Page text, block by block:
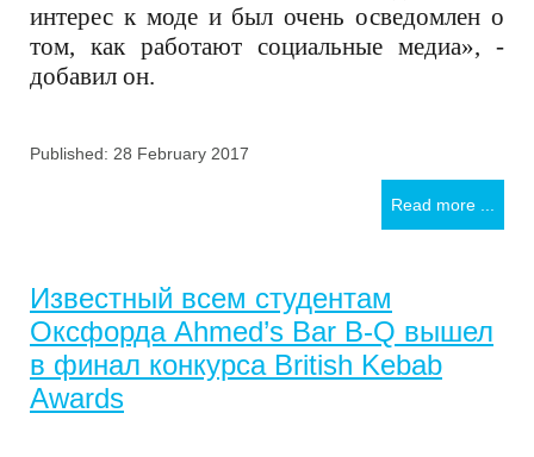
интерес к моде и был очень осведомлен о
том, как работают социальные медиа», -
добавил он.
Published: 28 February 2017
Read more ...
Известный всем студентам
Оксфорда Ahmed’s Bar B-Q вышел
в финал конкурса British Kebab
Awards